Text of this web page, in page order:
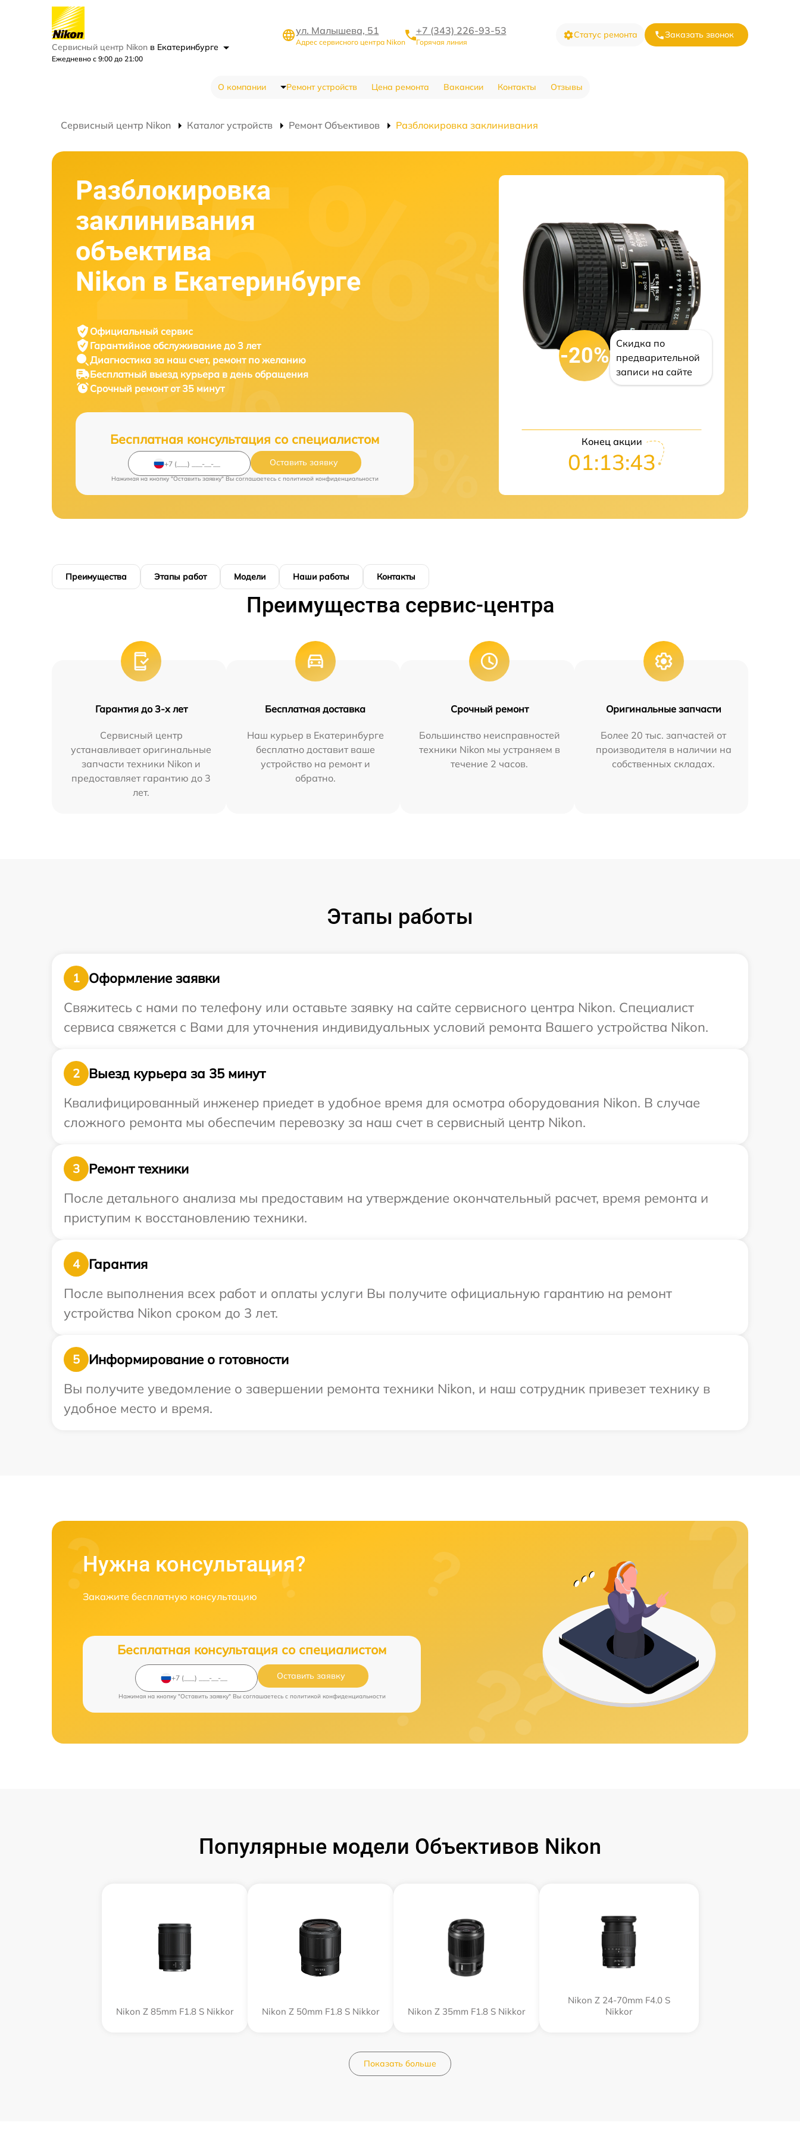
Сервисный центр Nikon в Екатеринбурге
Ежедневно с 9:00 до 21:00
ул. Малышева, 51
Адрес сервисного центра Nikon
+7 (343) 226-93-53
Горячая линия
Статус ремонта Заказать звонок
О компании Ремонт устройств Цена ремонта Вакансии Контакты Отзывы
Сервисный центр Nikon Каталог устройств Ремонт Объективов Разблокировка заклинивания
Разблокировка
заклинивания
объектива
Nikon в Екатеринбурге
Официальный сервис
Гарантийное обслуживание до 3 лет
Диагностика за наш счет, ремонт по желанию
Бесплатный выезд курьера в день обращения
Срочный ремонтот 35 минут
Бесплатная консультация со специалистом
Оставить заявку
Нажимая на кнопку "Оставить заявку" Вы соглашаетесь c политикой конфиденциальности
-20%
Скидка по
предварительной
записи на сайте
Конец акции
01:13:42
Преимущества Этапы работ Модели Наши работы Контакты
Преимущества сервис-центра
Гарантия до 3-х лет
Сервисный центр
устанавливает оригинальные
запчасти техники Nikon и
предоставляет гарантию до 3
лет.
Бесплатная доставка
Наш курьер в Екатеринбурге
бесплатно доставит ваше
устройство на ремонт и
обратно.
Срочный ремонт
Большинство неисправностей
техники Nikon мы устраняем в
течение 2 часов.
Оригинальные запчасти
Более 20 тыс. запчастей от
производителя в наличии на
собственных складах.
Этапы работы
1
Оформление заявки
Свяжитесь с нами по телефону или оставьте заявку на сайте сервисного центра Nikon. Специалист
сервиса свяжется с Вами для уточнения индивидуальных условий ремонта Вашего устройства Nikon.
2
Выезд курьера за 35 минут
Квалифицированный инженер приедет в удобное время для осмотра оборудования Nikon. В случае
сложного ремонта мы обеспечим перевозку за наш счет в сервисный центр Nikon.
3
Ремонт техники
После детального анализа мы предоставим на утверждение окончательный расчет, время ремонта и
приступим к восстановлению техники.
4
Гарантия
После выполнения всех работ и оплаты услуги Вы получите официальную гарантию на ремонт
устройства Nikon сроком до 3 лет.
5
Информирование о готовности
Вы получите уведомление о завершении ремонта техники Nikon, и наш сотрудник привезет технику в
удобное место и время.
Нужна консультация?
Закажите бесплатную консультацию
Бесплатная консультация со специалистом
Оставить заявку
Нажимая на кнопку "Оставить заявку" Вы соглашаетесь c политикой конфиденциальности
Популярные модели Объективов Nikon
Nikon Z 85mm F1.8 S Nikkor Nikon Z 50mm F1.8 S Nikkor Nikon Z 35mm F1.8 S Nikkor
Nikon Z 24-70mm F4.0 S
Nikkor
Показать больше